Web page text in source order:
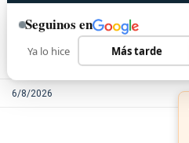
6/8/2026
Seguinos en
Ya lo hice Más tarde